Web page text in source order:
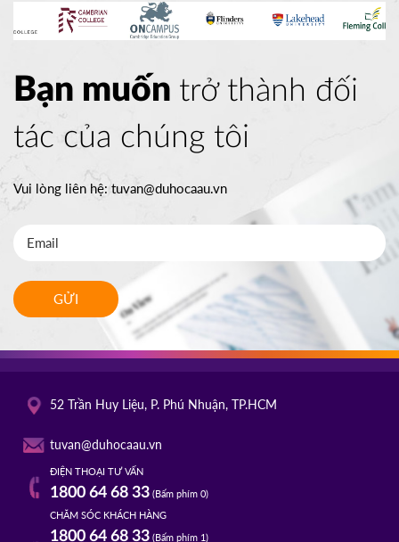
Bạn muốn trở thành đối
tác của chúng tôi
Vui lòng liên hệ:tuvan@duhocaau.vn
GỬI
52 Trần Huy Liệu, P. Phú Nhuận, TP.HCM
tuvan@duhocaau.vn
ĐIỆN THOẠI TƯ VẤN
1800 64 68 33(Bấm phím 0)
CHĂM SÓC KHÁCH HÀNG
1800 64 68 33(Bấm phím 1)